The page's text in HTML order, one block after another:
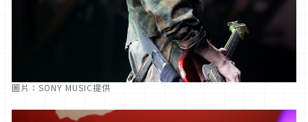
圖片：SONY MUSIC提供